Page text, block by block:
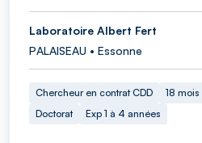
Laboratoire Albert Fert
PALAISEAU • Essonne
Chercheur en contrat CDD
18 mois
Doctorat
Exp 1 à 4 années